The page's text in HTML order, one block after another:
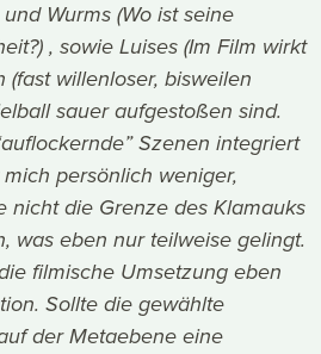
Wurms (Wo ist seine
, sowie Luises (Im Film wirkt
(fast willenloser, bisweilen
sauer aufgestoßen sind.
Szenen integriert
persönlich weniger,
nicht die Grenze des Klamauks
was eben nur teilweise gelingt.
filmische Umsetzung eben
Sollte die gewählte
der Metaebene eine